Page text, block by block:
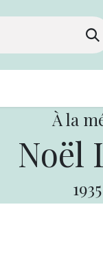
À la
Noël
1935